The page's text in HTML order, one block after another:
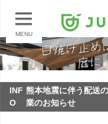
MENU
INF
O
熊本地震に伴う配送
業のお知らせ